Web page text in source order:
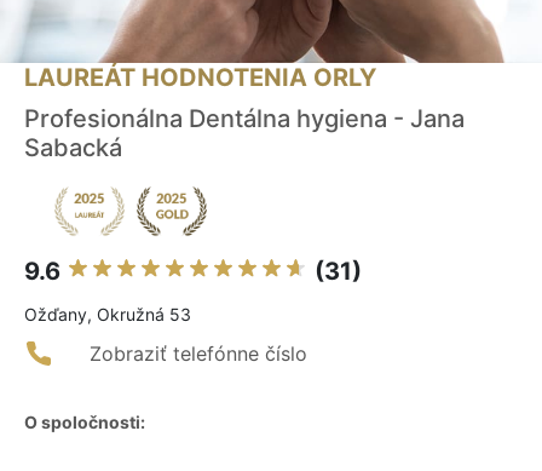
LAUREÁT HODNOTENIA ORLY
Profesionálna Dentálna hygiena - Jana
Sabacká
9.6 (31)
Ožďany, Okružná 53
Zobraziť telefónne číslo
O spoločnosti: